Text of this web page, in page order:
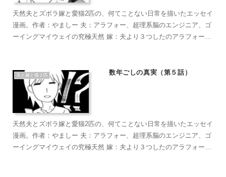
天然夫とズボラ嫁と愛猫2匹の、何てことない日常を描いたエッセイ
漫画。作者：やましー 夫：アラフォー、超理系脳のエンジニア、ゴ
ーイングマイウェイの究極天然 嫁：夫より３つしたのアラフォー、
えん坊のもふもふ こぶ茶：抱っこが大好きラグドール。遊びへの欲
求がすごい。やりたい放題のバ…やんちゃ坊主
夫と嫁と猫２匹 数年ごしの真実（第５話）
天然夫とズボラ嫁と愛猫2匹の、何てことない日常を描いたエッセイ
漫画。作者：やましー 夫：アラフォー、超理系脳のエンジニア、ゴ
ーイングマイウェイの究極天然 嫁：夫より３つしたのアラフォー、